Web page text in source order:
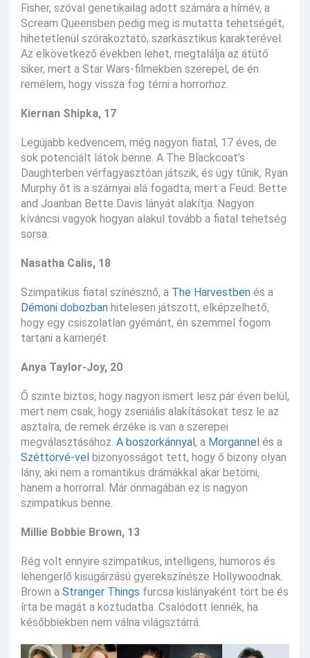
Fisher, szóval genetikailag adott számára a hírnév, a
Scream Queensben pedig meg is mutatta tehetségét,
hihetetlenül szórakoztató, szarkasztikus karakterével.
Az elkövetkező években lehet, megtalálja az átütő
siker, mert a Star Wars-filmekben szerepel, de én
remélem, hogy vissza fog térni a horrorhoz.
Kiernan Shipka, 17
Legújabb kedvencem, még nagyon fiatal, 17 éves, de
sok potenciált látok benne. A The Blackcoat’s
Daughterben vérfagyasztóan játszik, és úgy tűnik, Ryan
Murphy őt is a szárnyai alá fogadta, mert a Feud: Bette
and Joanban Bette Davis lányát alakítja. Nagyon
kíváncsi vagyok hogyan alakul tovább a fiatal tehetség
sorsa.
Nasatha Calis, 18
Szimpatikus fiatal színésznő, a The Harvestben és a
Démoni dobozban hitelesen játszott, elképzelhető,
hogy egy csiszolatlan gyémánt, én szemmel fogom
tartani a karrierjét.
Anya Taylor-Joy, 20
Ő szinte biztos, hogy nagyon ismert lesz pár éven belül,
mert nem csak, hogy zseniális alakításokat tesz le az
asztalra, de remek érzéke is van a szerepei
megválasztásához. A boszorkánnyal, a Morgannel és a
Széttörvé-vel bizonyosságot tett, hogy ő bizony olyan
lány, aki nem a romantikus drámákkal akar betörni,
hanem a horrorral. Már önmagában ez is nagyon
szimpatikus benne.
Millie Bobbie Brown, 13
Rég volt ennyire szimpatikus, intelligens, humoros és
lehengerlő kisugárzású gyerekszínésze Hollywoodnak.
Brown a Stranger Things furcsa kislányaként tört be és
írta be magát a köztudatba. Csalódott lennék, ha
későbbiekben nem válna világsztárrá.